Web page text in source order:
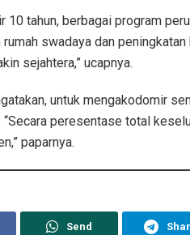
10 tahun, berbagai program
rumah swadaya dan
sejahtera,” ucapnya.
untuk mengakodomir
“Secara peresentase total
paparnya.
Send